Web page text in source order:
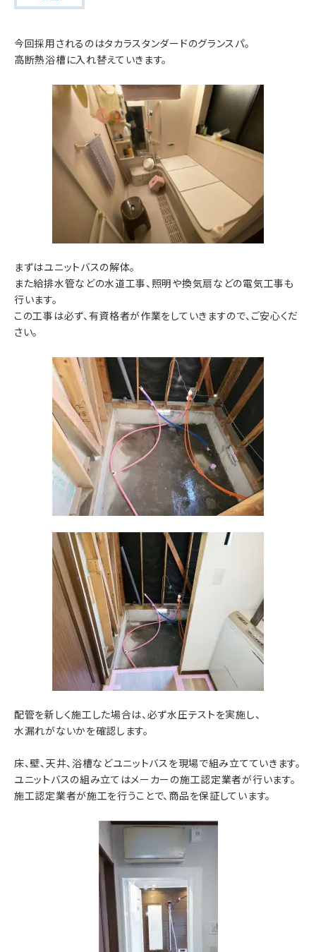
今回採用されるのはタカラスタンダードのグランスパ。
高断熱浴槽に入れ替えていきます。
まずはユニットバスの解体。
また給排水管などの水道工事、照明や換気扇などの電気工事も
行います。
この工事は必ず、有資格者が作業をしていきますので、ご安心くだ
さい。
配管を新しく施工した場合は、必ず水圧テストを実施し、
水漏れがないかを確認します。
床、壁、天井、浴槽などユニットバスを現場で組み立てていきます。
ユニットバスの組み立てはメーカーの施工認定業者が行います。
施工認定業者が施工を行うことで、商品を保証しています。